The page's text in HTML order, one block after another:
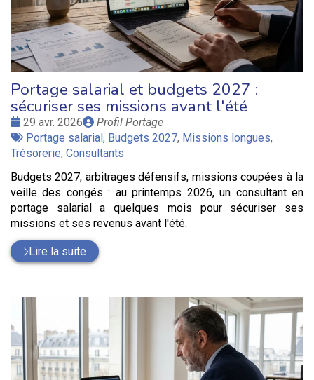
Portage salarial et budgets 2027 :
sécuriser ses missions avant l'été
Date
:
29 avr. 2026
Publié
par
Profil Portage
Tags
:
Portage salarial, Budgets 2027, Missions longues,
Trésorerie, Consultants
Budgets 2027, arbitrages défensifs, missions coupées à la
veille des congés : au printemps 2026, un consultant en
portage salarial a quelques mois pour sécuriser ses
missions et ses revenus avant l'été.
Lire la suite